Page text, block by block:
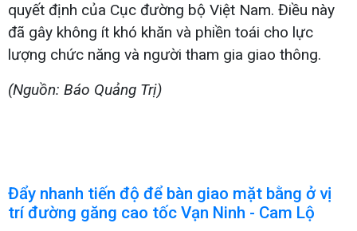
quyết định của Cục đường bộ Việt Nam. Điều này
đã gây không ít khó khăn và phiền toái cho lực
lượng chức năng và người tham gia giao thông.
(Nguồn: Báo Quảng Trị)
Đẩy nhanh tiến độ để bàn giao mặt bằng ở vị
trí đường găng cao tốc Vạn Ninh - Cam Lộ